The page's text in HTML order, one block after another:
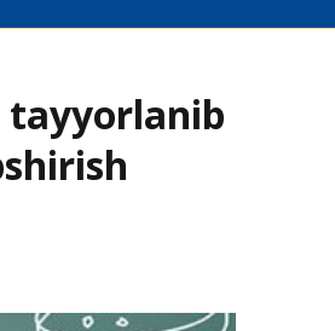
tayyorlanib